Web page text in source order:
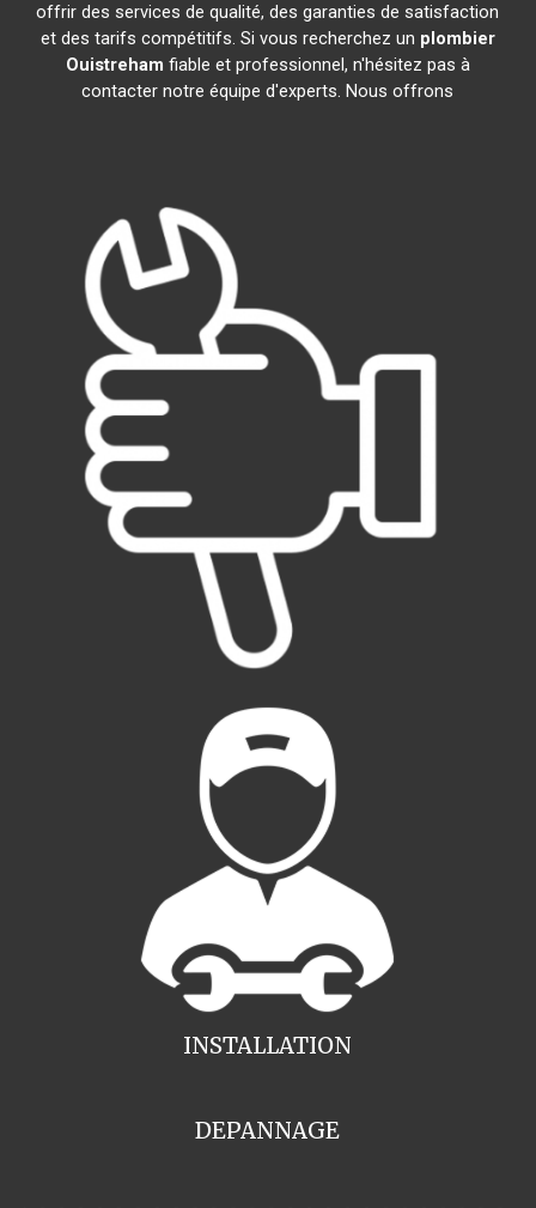
offrir des services de qualité, des garanties de satisfaction
et des tarifs compétitifs. Si vous recherchez un plombier
Ouistreham fiable et professionnel, n'hésitez pas à
contacter notre équipe d'experts. Nous offrons
INSTALLATION
DEPANNAGE